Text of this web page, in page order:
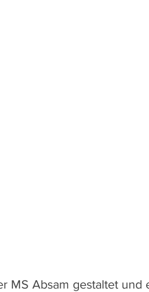
MS Absam gestaltet und